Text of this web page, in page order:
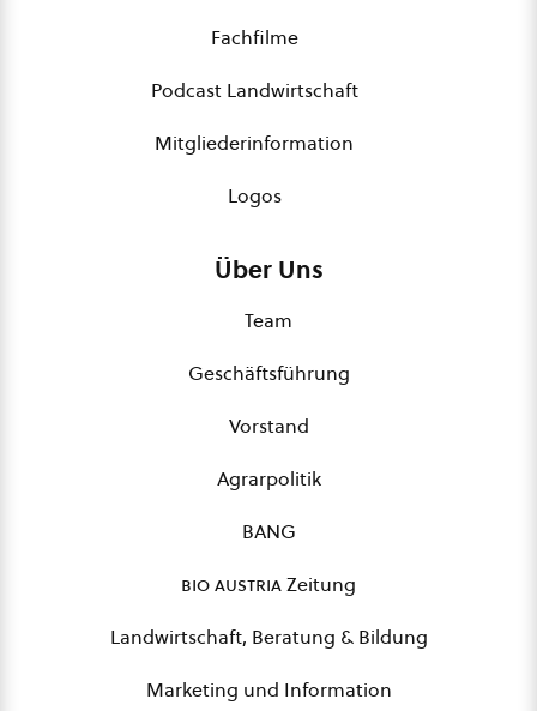
Fachfilme
Podcast Landwirtschaft
Mitgliederinformation
Logos
Über Uns
Team
Geschäftsführung
Vorstand
Agrarpolitik
BANG
bio austriaZeitung
Landwirtschaft, Beratung & Bildung
Marketing und Information